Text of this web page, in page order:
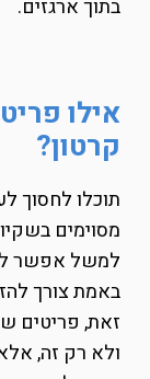
בתוך ארגזים.
אילו
קרטון?
תוכלו לחסוך
מסוימים
למשל אפשר
באמת צורך
זאת, פריטים
ולא רק זה,